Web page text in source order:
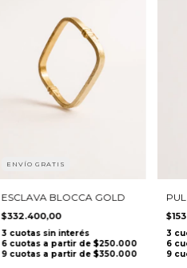
ENVÍO GRATIS
ESCLAVA BLOCCA GOLD
$332.400,00